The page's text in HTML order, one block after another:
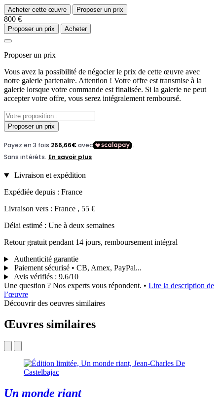
Acheter cette œuvre Proposer un prix
800 €
Proposer un prix Acheter
Proposer un prix
Vous avez la possibilité de négocier le prix de cette œuvre avec
notre galerie partenaire. Attention ! Votre offre est transmise à la
galerie lorsque votre commande est finalisée. Si la galerie ne peut
accepter votre offre, vous serez intégralement remboursé.
Proposer un prix
Livraison et expédition
Expédiée depuis : France
Livraison vers : France , 55 €
Délai estimé : Une à deux semaines
Retour gratuit pendant 14 jours, remboursement intégral
Authenticité garantie
Paiement sécurisé • CB, Amex, PayPal...
Avis vérifiés : 9.6/10
Une question ? Nos experts vous répondent. • Lire la description de
l’œuvre
Découvrir des oeuvres similaires
Œuvres similaires
Un monde riant